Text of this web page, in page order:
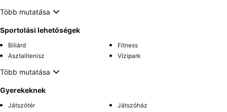
Több mutatása
Sportolási lehetőségek
Biliárd
Fitness
Asztalitenisz
Vízipark
Több mutatása
Gyerekeknek
Játszótér Játszóház